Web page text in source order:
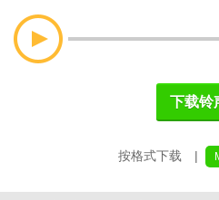
下载铃
按格式下载 |